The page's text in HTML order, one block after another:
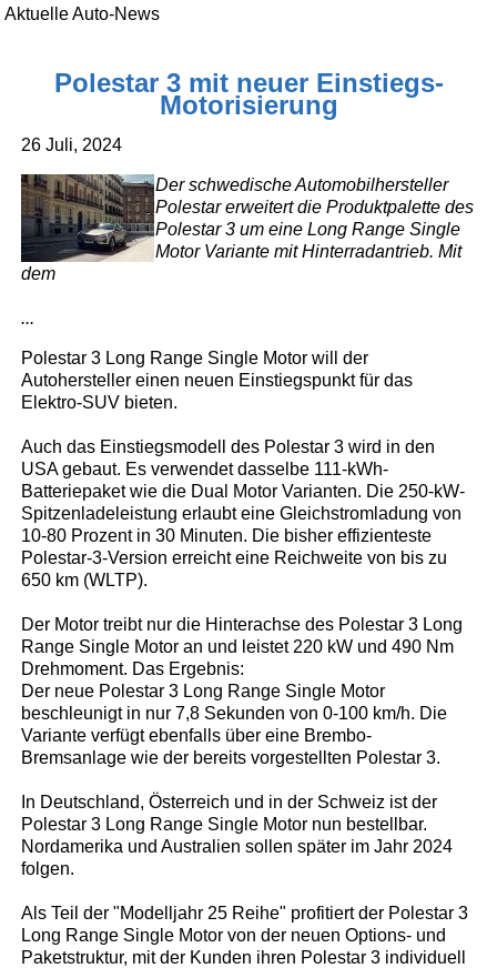
Aktuelle Auto-News
Polestar 3 mit neuer Einstiegs-
Motorisierung
26 Juli, 2024
Der schwedische Automobilhersteller
Polestar erweitert die Produktpalette des
Polestar 3 um eine Long Range Single
Motor Variante mit Hinterradantrieb. Mit
dem
...
Polestar 3 Long Range Single Motor will der
Autohersteller einen neuen Einstiegspunkt für das
Elektro-SUV bieten.
Auch das Einstiegsmodell des Polestar 3 wird in den
USA gebaut. Es verwendet dasselbe 111-kWh-
Batteriepaket wie die Dual Motor Varianten. Die 250-kW-
Spitzenladeleistung erlaubt eine Gleichstromladung von
10-80 Prozent in 30 Minuten. Die bisher effizienteste
Polestar-3-Version erreicht eine Reichweite von bis zu
650 km (WLTP).
Der Motor treibt nur die Hinterachse des Polestar 3 Long
Range Single Motor an und leistet 220 kW und 490 Nm
Drehmoment. Das Ergebnis:
Der neue Polestar 3 Long Range Single Motor
beschleunigt in nur 7,8 Sekunden von 0-100 km/h. Die
Variante verfügt ebenfalls über eine Brembo-
Bremsanlage wie der bereits vorgestellten Polestar 3.
In Deutschland, Österreich und in der Schweiz ist der
Polestar 3 Long Range Single Motor nun bestellbar.
Nordamerika und Australien sollen später im Jahr 2024
folgen.
Als Teil der "Modelljahr 25 Reihe" profitiert der Polestar 3
Long Range Single Motor von der neuen Options- und
Paketstruktur, mit der Kunden ihren Polestar 3 individuell